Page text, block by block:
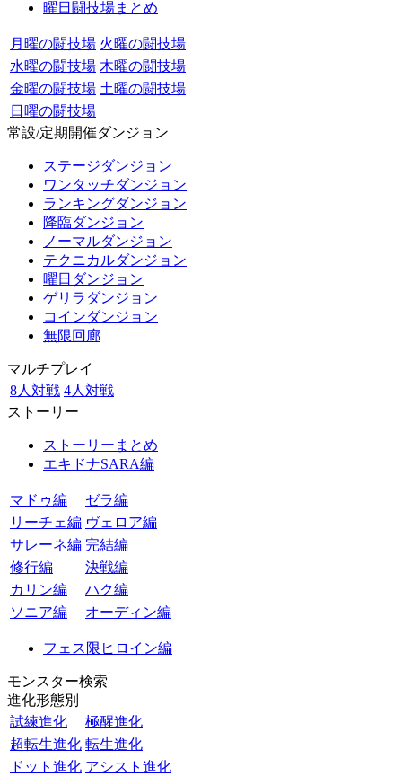
曜日闘技場まとめ
月曜の闘技場 火曜の闘技場
水曜の闘技場 木曜の闘技場
金曜の闘技場 土曜の闘技場
日曜の闘技場
常設/定期開催ダンジョン
ステージダンジョン
ワンタッチダンジョン
ランキングダンジョン
降臨ダンジョン
ノーマルダンジョン
テクニカルダンジョン
曜日ダンジョン
ゲリラダンジョン
コインダンジョン
無限回廊
マルチプレイ
8人対戦 4人対戦
ストーリー
ストーリーまとめ
エキドナSARA編
マドゥ編
ゼラ編
リーチェ編 ヴェロア編
サレーネ編 完結編
修行編
決戦編
カリン編
ハク編
ソニア編
オーディン編
フェス限ヒロイン編
モンスター検索
進化形態別
試練進化
極醒進化
超転生進化 転生進化
ドット進化 アシスト進化